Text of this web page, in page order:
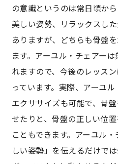
の意識というのは常日頃から
美しい姿勢、リラックスし
ありますが、どちらも骨盤
ます。アーユル・チェアー
れますので、今後のレッス
っています。実際、アーユ
エクササイズも可能で、骨
せたりと、骨盤の正しい位
こともできます。アーユル
しい姿勢」を伝えるだけで